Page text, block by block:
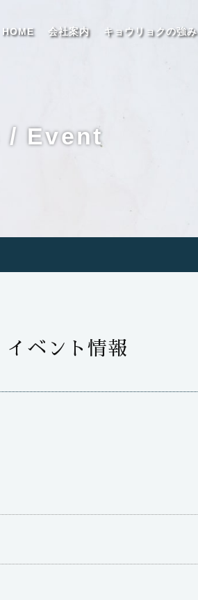
HOME 会社案内 キョウリョクの強み
/ Event
イベント情報